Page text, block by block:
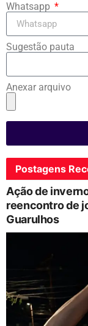
Whatsapp
Sugestão pauta
Anexar arquivo
Postagens
Ação de
reencontro de
Guarulhos